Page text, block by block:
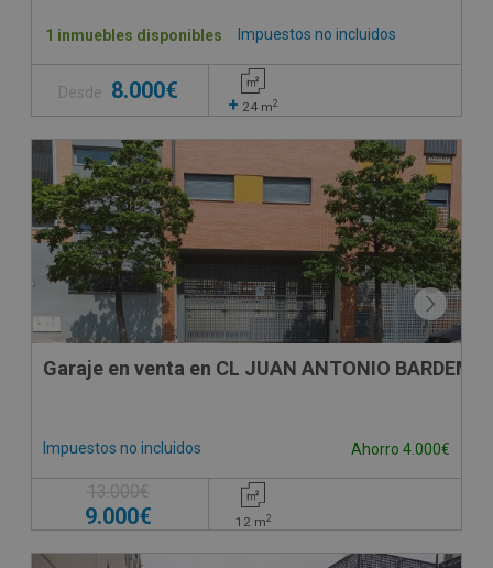
Impuestos no incluidos
1 inmuebles disponibles
Desde 8.000€
+ 24 m2
VPO
Garaje en venta en CL JUAN ANTONIO BARDEM, -
Impuestos no incluidos Ahorro 4.000€
13.000€
9.000€ 12 m2